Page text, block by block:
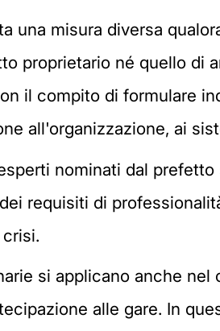
una misura diversa
proprietario né quello di
il compito di formulare
all'organizzazione, ai
nominati dal
requisiti di
si applicano anche
alle gare. In